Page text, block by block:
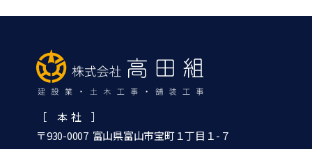
［ 本 社 ］
〒930-0007 富山県富山市宝町１丁目１-７